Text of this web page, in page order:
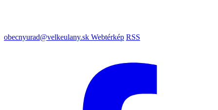
obecnyurad@velkeulany.sk Webtérkép RSS